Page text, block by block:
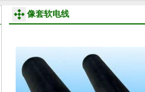
像套软电线